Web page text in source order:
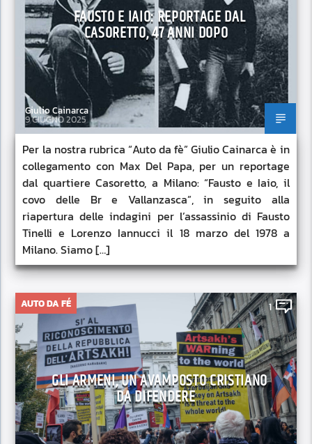
FAUSTO E IAIO: REPORTAGE DAL
CASORETTO, 47 ANNI DOPO
Giulio Cainarca
9 GIUGNO 2025
Per la nostra rubrica “Auto da fè” Giulio Cainarca è in
collegamento con Max Del Papa, per un reportage
dal quartiere Casoretto, a Milano: “Fausto e Iaio, il
covo delle Br e Vallanzasca”, in seguito alla
riapertura delle indagini per l’assassinio di Fausto
Tinelli e Lorenzo Iannucci il 18 marzo del 1978 a
Milano. Siamo […]
AUTO DA FÉ 1
GLI ARMENI, UN AVAMPOSTO CRISTIANO
DA DIFENDERE